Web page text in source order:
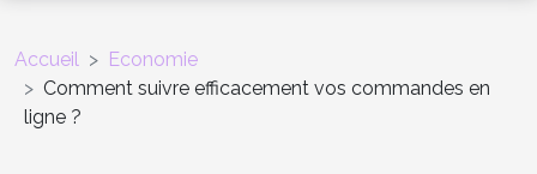
Accueil
Economie
Comment suivre efficacement vos commandes en
ligne ?